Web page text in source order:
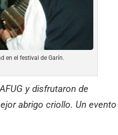
en el festival de Garín.
y disfrutaron de
abrigo criollo. Un evento